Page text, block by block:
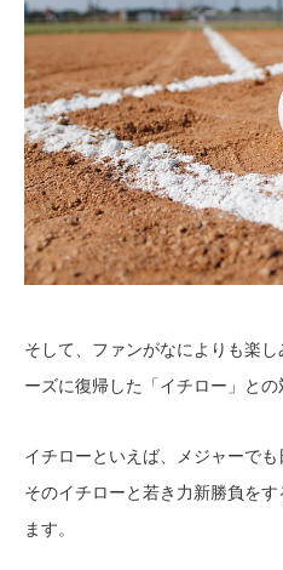
そして、ファンがなによりも楽
ーズに復帰した「イチロー」との
イチローといえば、メジャーでも
そのイチローと若き力新勝負を
ます。